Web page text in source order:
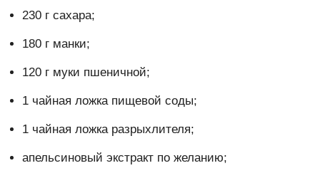
230 г сахара;
180 г манки;
120 г муки пшеничной;
1 чайная ложка пищевой соды;
1 чайная ложка разрыхлителя;
апельсиновый экстракт по желанию;